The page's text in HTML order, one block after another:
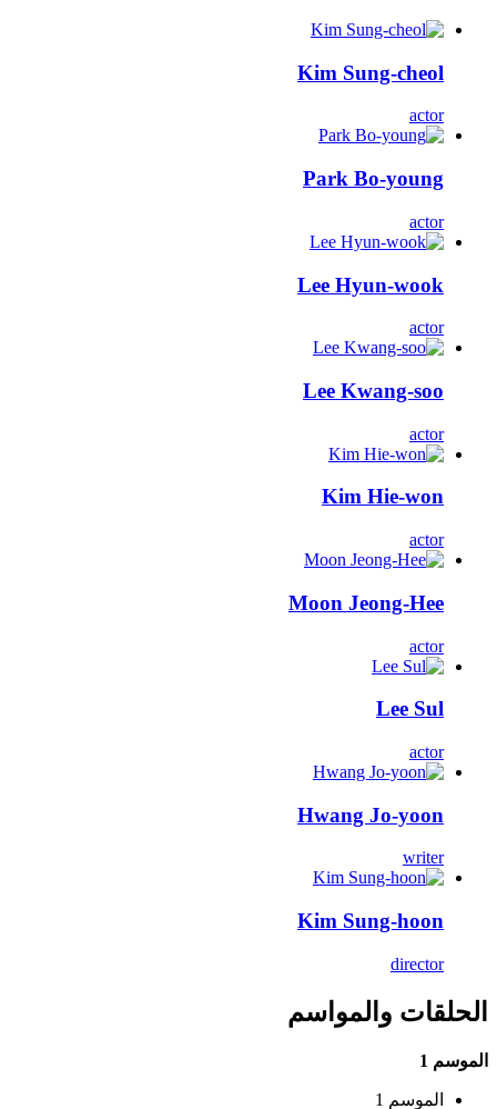
Kim Sung-cheol
actor
Park Bo-young
actor
Lee Hyun-wook
actor
Lee Kwang-soo
actor
Kim Hie-won
actor
Moon Jeong-Hee
actor
Lee Sul
actor
Hwang Jo-yoon
writer
Kim Sung-hoon
director
الحلقات والمواسم
الموسم 1
الموسم 1